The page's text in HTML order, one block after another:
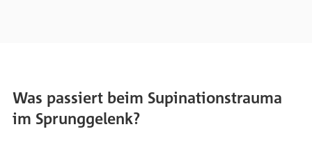
Was passiert beim Supinationstrauma
im Sprunggelenk?